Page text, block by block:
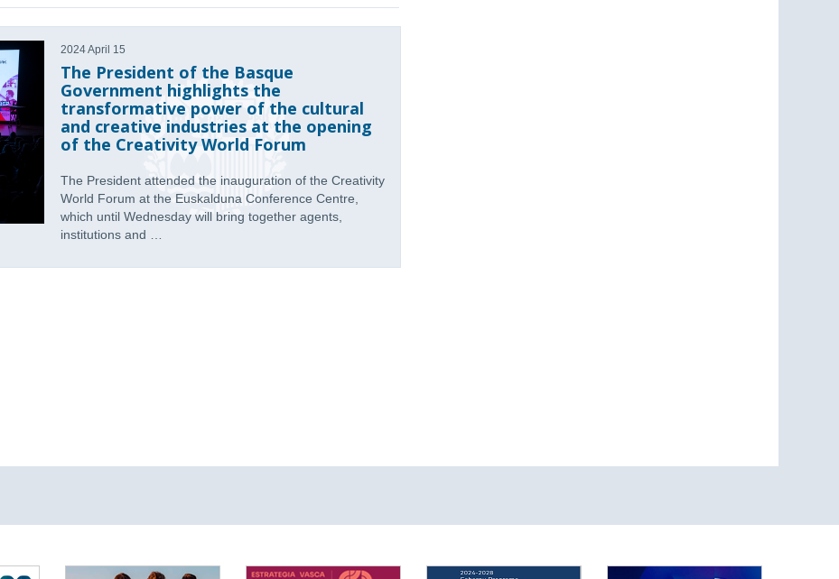
2024 April 15
The President of the Basque
Government highlights the
transformative power of the cultural
and creative industries at the opening
of the Creativity World Forum
The President attended the inauguration of the Creativity
World Forum at the Euskalduna Conference Centre,
which until Wednesday will bring together agents,
institutions and …